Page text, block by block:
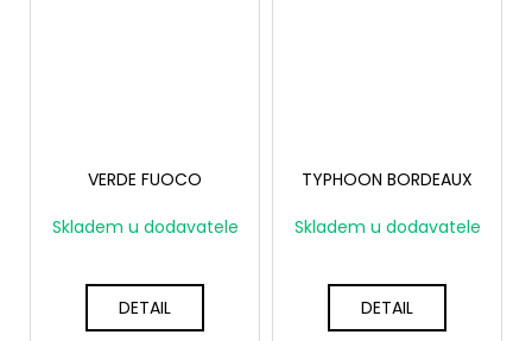
VERDE FUOCO
Skladem u dodavatele
DETAIL
TYPHOON BORDEAUX
Skladem u dodavatele
DETAIL